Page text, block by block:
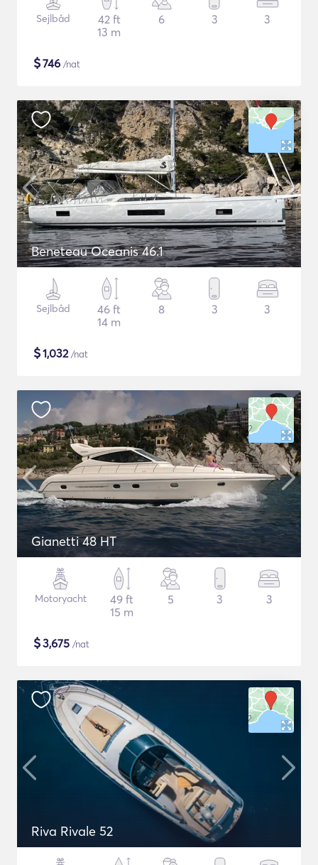
Sejlbåd
42 ft
13 m
6 3 3
$746 /nat
Beneteau Oceanis 46.1
Sejlbåd
46 ft
14 m
8 3 3
$1,032/nat
Gianetti 48 HT
Motoryacht
49 ft
15 m
5 3 3
$3,675 /nat
Riva Rivale 52